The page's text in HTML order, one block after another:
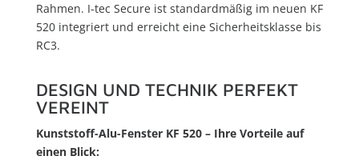
Rahmen. I-tec Secure ist standardmäßig im neuen KF
520 integriert und erreicht eine Sicherheitsklasse bis
RC3.
DESIGN UND TECHNIK PERFEKT
VEREINT
Kunststoff-Alu-Fenster KF 520 – Ihre Vorteile auf
einen Blick: